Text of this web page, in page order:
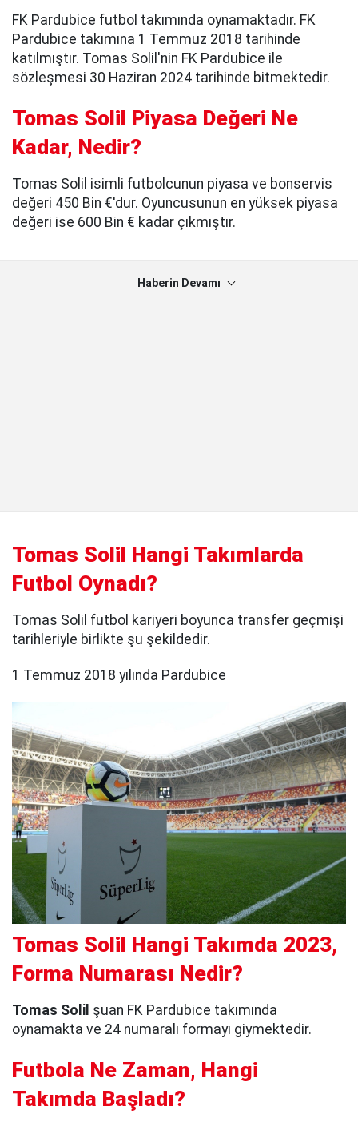
FK Pardubice futbol takımında oynamaktadır. FK
Pardubice takımına 1 Temmuz 2018 tarihinde
katılmıştır. Tomas Solil'nin FK Pardubice ile
sözleşmesi 30 Haziran 2024 tarihinde bitmektedir.
Tomas Solil Piyasa Değeri Ne
Kadar, Nedir?
Tomas Solil isimli futbolcunun piyasa ve bonservis
değeri 450 Bin €'dur. Oyuncusunun en yüksek piyasa
değeri ise 600 Bin € kadar çıkmıştır.
Haberin Devamı
Tomas Solil Hangi Takımlarda
Futbol Oynadı?
Tomas Solil futbol kariyeri boyunca transfer geçmişi
tarihleriyle birlikte şu şekildedir.
1 Temmuz 2018 yılında Pardubice
Tomas Solil Hangi Takımda 2023,
Forma Numarası Nedir?
Tomas Solil şuan FK Pardubice takımında
oynamakta ve 24 numaralı formayı giymektedir.
Futbola Ne Zaman, Hangi
Takımda Başladı?